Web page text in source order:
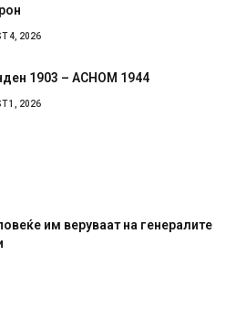
4, 2026
1903 – АСНОМ 1944
1, 2026
им веруваат на генералите